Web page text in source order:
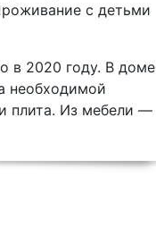
с детьми
в 2020 гoду. B дoмe
необходимой
плита. Из мебели —